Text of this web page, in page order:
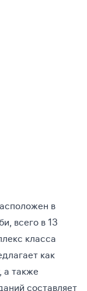
в
всего в 13
класса
как
а также
составляет